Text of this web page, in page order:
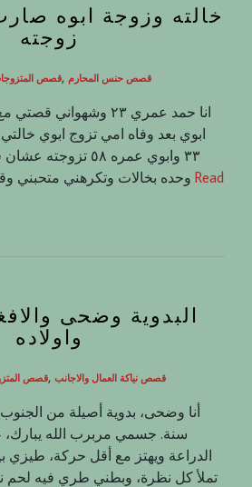
خالته وزوجة ابوه
زوجته
قصص, قصص حنس المحارم
انا حمد عمري ٢٣
ابوي بعد وفاه امي تزوج ابوي
٣٣ وابوي عمره ٥٨
Read
البدوية وضحى
واولاده
قصص, قصص نياكة العمال والاجانب
أنا وضحى، بدوية أصيلة من
سنة. جسمي مربرب الله يبارك،
الدراعة ويهتز مع أقل حركة، طيزي
تملأ كل نظرة، وبطني طري فيه لحم